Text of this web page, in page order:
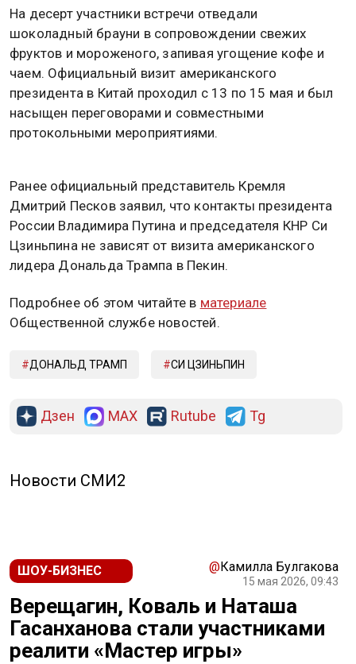
На десерт участники встречи отведали
шоколадный брауни в сопровождении свежих
фруктов и мороженого, запивая угощение кофе и
чаем. Официальный визит американского
президента в Китай проходил с 13 по 15 мая и был
насыщен переговорами и совместными
протокольными мероприятиями.
Ранее официальный представитель Кремля
Дмитрий Песков заявил, что контакты президента
России Владимира Путина и председателя КНР Си
Цзиньпина не зависят от визита американского
лидера Дональда Трампа в Пекин.
Подробнее об этом читайте в материале
Общественной службе новостей.
ДОНАЛЬД ТРАМП СИ ЦЗИНЬПИН
Дзен MAX Rutube Tg
Новости СМИ2
ШОУ-БИЗНЕС @Камилла Булгакова
15 мая 2026, 09:43
Верещагин, Коваль и Наташа
Гасанханова стали участниками
реалити «Мастер игры»